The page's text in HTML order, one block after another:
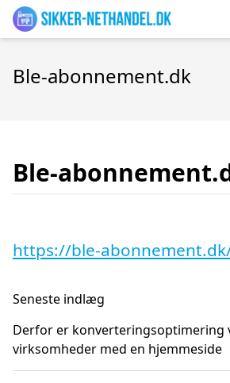
Ble-abonnement.dk
Ble-
https://ble-
Seneste indlæg
Derfor er konverteringsoptimering
virksomheder med en hjemmeside